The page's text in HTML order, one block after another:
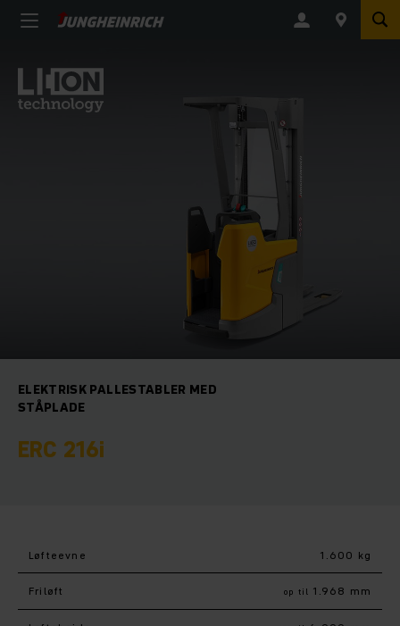
ELEKTRISK PALLESTABLER MED
STÅPLADE
ERC 216i
Løfteevne 1.600 kg
Friløft op til 1.968 mm